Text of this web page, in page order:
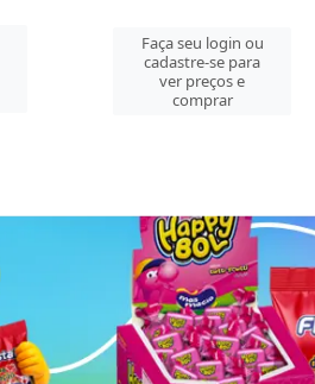
Faça seu login ou
cadastre-se para
ver preços e
comprar